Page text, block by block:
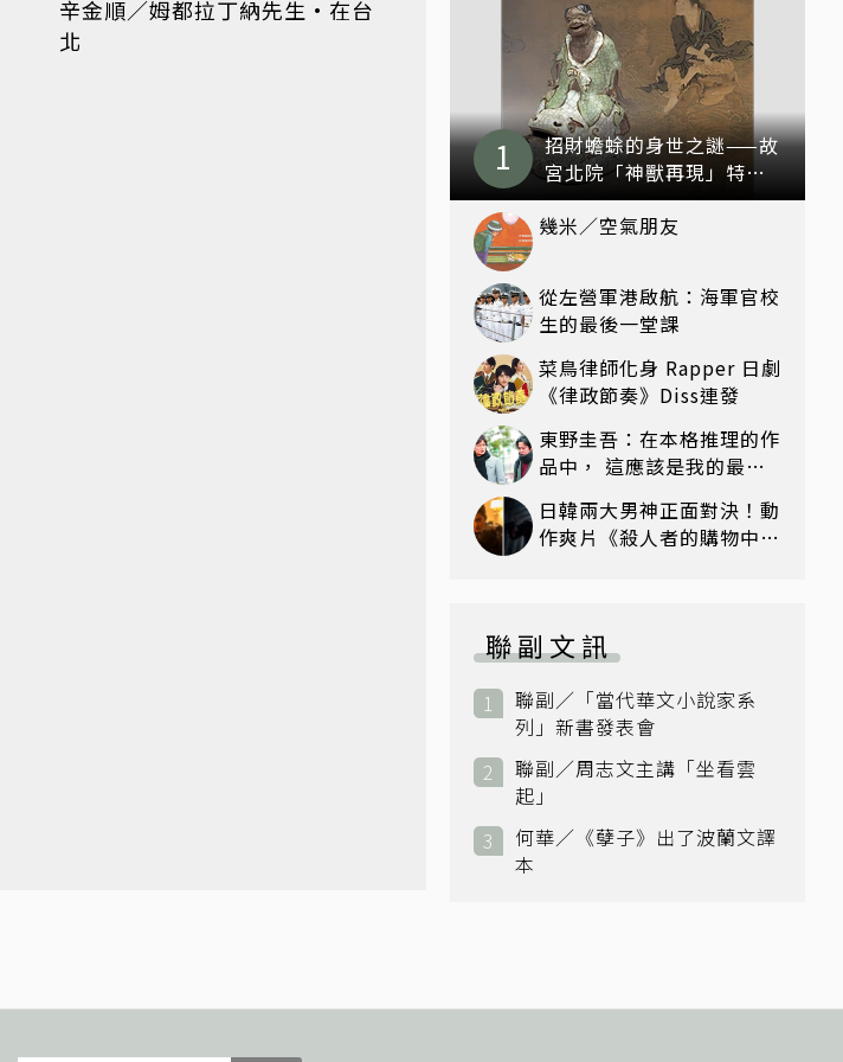
辛金順／姆都拉丁納先生•在台
北
招財蟾蜍的身世之謎——故
宮北院「神獸再現」特展
看見不一樣的祥瑞
幾米／空氣朋友
從左營軍港啟航：海軍官校
生的最後一堂課
菜鳥律師化身 Rapper 日劇
《律政節奏》Diss連發
東野圭吾：在本格推理的作
品中， 這應該是我的最高
身》
日韓兩大男神正面對決！動
作爽片《殺人者的購物中心
聯副文訊
聯副／「當代華文小說家系
列」新書發表會
聯副／周志文主講「坐看雲
起」
何華／《孽子》出了波蘭文譯
本